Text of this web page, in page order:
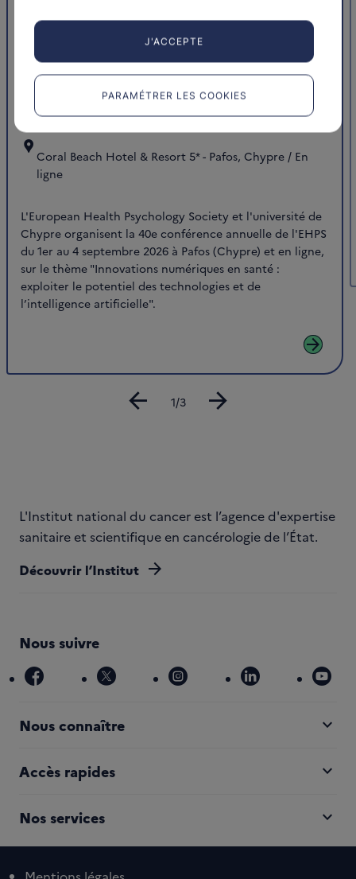
40e conférence annuelle de l'European
Health Psychology Society
Date de début
mardi 1 septembre 2026auDate de fin
vendredi 4 septembre
Coral Beach Hotel & Resort 5* - Pafos, Chypre / En
ligne
L'European Health Psychology Society et l'université de
Chypre organisent la 40e conférence annuelle de l'EHPS
du 1er au 4 septembre 2026 à Pafos (Chypre) et en ligne,
sur le thème "Innovations numériques en santé :
exploiter le potentiel des technologies et de
l’intelligence artificielle".
arrow_forward
arrow_back arrow_forward
Diapositive
1/3
L'Institut national du cancer est l’agence d'expertise
sanitaire et scientifique en cancérologie de l’État.
Découvrir l’Institut arrow_forward
Nous suivre
facebook x instagram linkedin
Nous connaître expand_more
Accès rapides expand_more
Nos services expand_more
J'ACCEPTE
PARAMÉTRER LES COOKIES